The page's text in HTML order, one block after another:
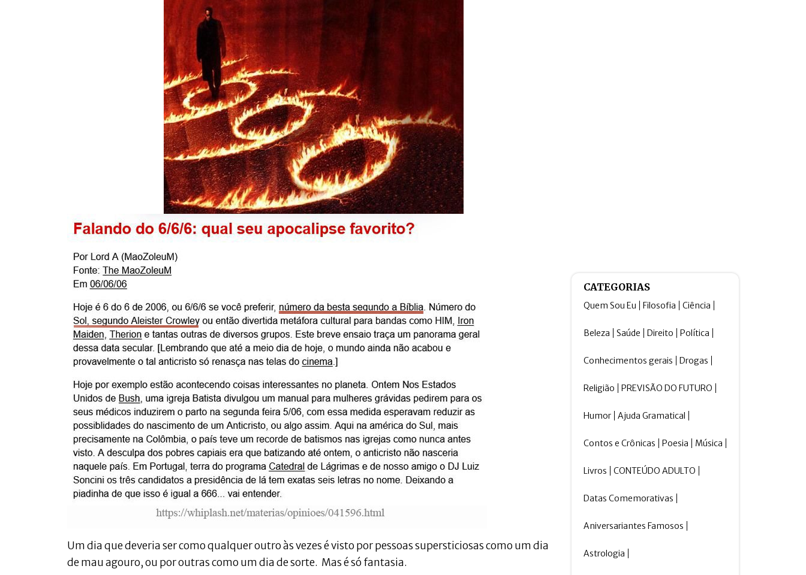
Um dia que deveria ser como qualquer outro às vezes é visto por pessoas supersticiosas como um dia
de mau agouro, ou por outras como um dia de sorte. Mas é só fantasia.
CATEGORIAS
Quem Sou Eu Filosofia Ciência
Beleza Saúde Direito Política
Conhecimentos gerais Drogas
Religião PREVISÃO DO FUTURO
Humor Ajuda Gramatical
Contos e Crônicas Poesia Música
Livros CONTEÚDO ADULTO
Datas Comemorativas
Aniversariantes Famosos
Astrologia